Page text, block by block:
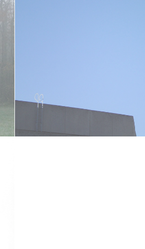
est infini. Le tableau, la
ses propositions originales.